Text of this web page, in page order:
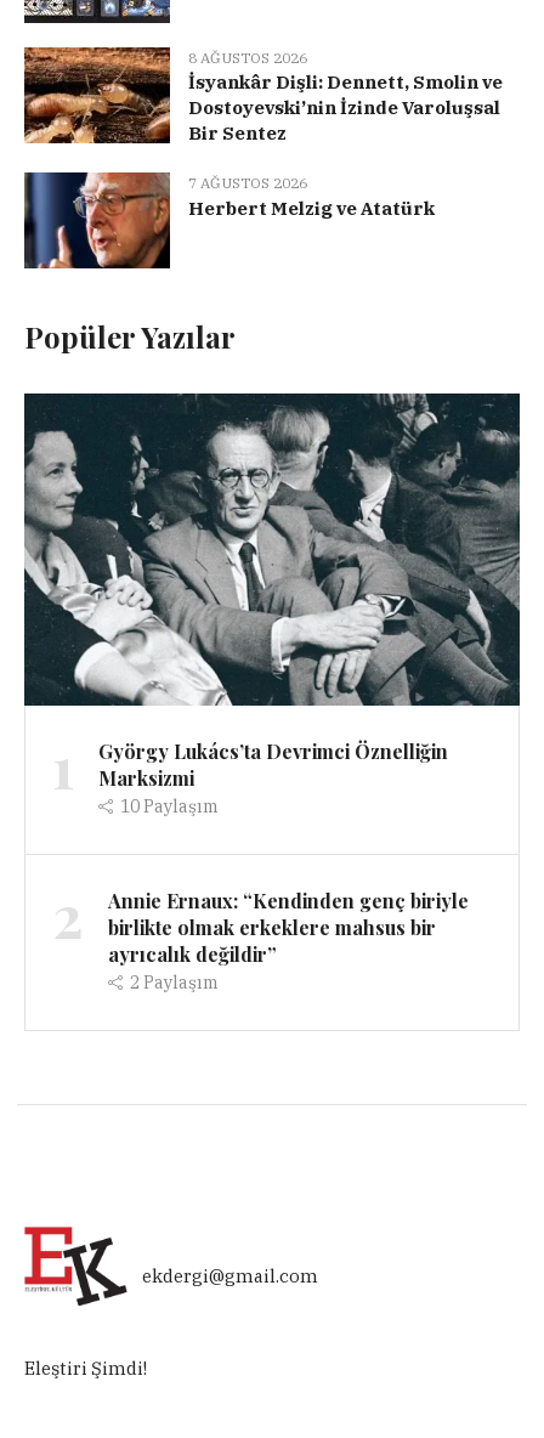
8 AĞUSTOS 2026
İsyankâr Dişli: Dennett, Smolin ve
Dostoyevski’nin İzinde Varoluşsal
Bir Sentez
7 AĞUSTOS 2026
Herbert Melzig ve Atatürk
Popüler Yazılar
1
György Lukács’ta Devrimci Öznelliğin
Marksizmi
10Paylaşım
2
Annie Ernaux: “Kendinden genç biriyle
birlikte olmak erkeklere mahsus bir
ayrıcalık değildir”
2 Paylaşım
ekdergi@gmail.com
Eleştiri Şimdi!